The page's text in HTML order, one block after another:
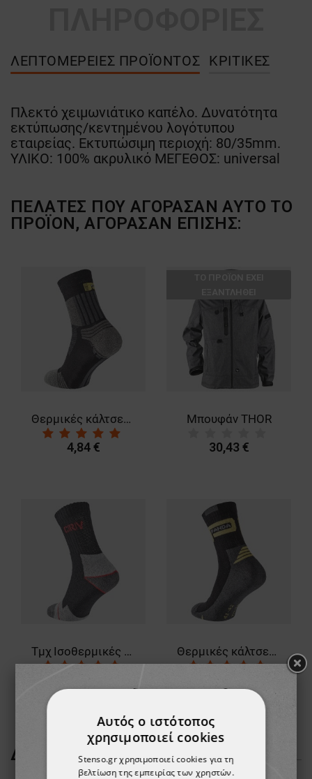
ΛΕΠΤΟΜΈΡΕΙΕΣ ΠΡΟΪΌΝΤΟΣ ΚΡΙΤΙΚΈΣ
Πλεκτό χειμωνιάτικο καπέλο. Δυνατότητα
εκτύπωσης/κεντημένου λογότυπου
εταιρείας. Εκτυπώσιμη περιοχή: 80/35mm.
ΥΛΙΚΟ: 100% ακρυλικό ΜΕΓΕΘΟΣ: universal
ΠΕΛΆΤΕΣ ΠΟΥ ΑΓΌΡΑΣΑΝ ΑΥΤΌ ΤΟ
ΠΡΟΪΌΝ, ΑΓΌΡΑΣΑΝ ΕΠΊΣΗΣ:
Θερμικές κάλτσες DABIH
4,84 €
Μπουφάν THOR
30,43 €
Τμχ Ισοθερμικές κάλτσες CHERTAN - 3 Θερμικές κάλτσες WASAT
ΔΕΊΤΕ ΠΕΡΙΣΣΌΤΕΡΑ
Αυτός ο ιστότοπος
χρησιμοποιεί cookies
Stenso.gr χρησιμοποιεί cookies για τη
βελτίωση της εμπειρίας των χρηστών.